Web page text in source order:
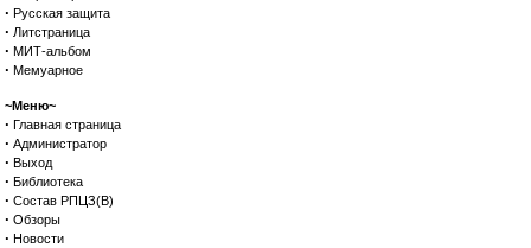
· Русская защита
· Литстраница
· МИТ-альбом
· Мемуарное
~Меню~
· Главная страница
· Администратор
· Выход
· Библиотека
· Состав РПЦЗ(В)
· Обзоры
· Новости